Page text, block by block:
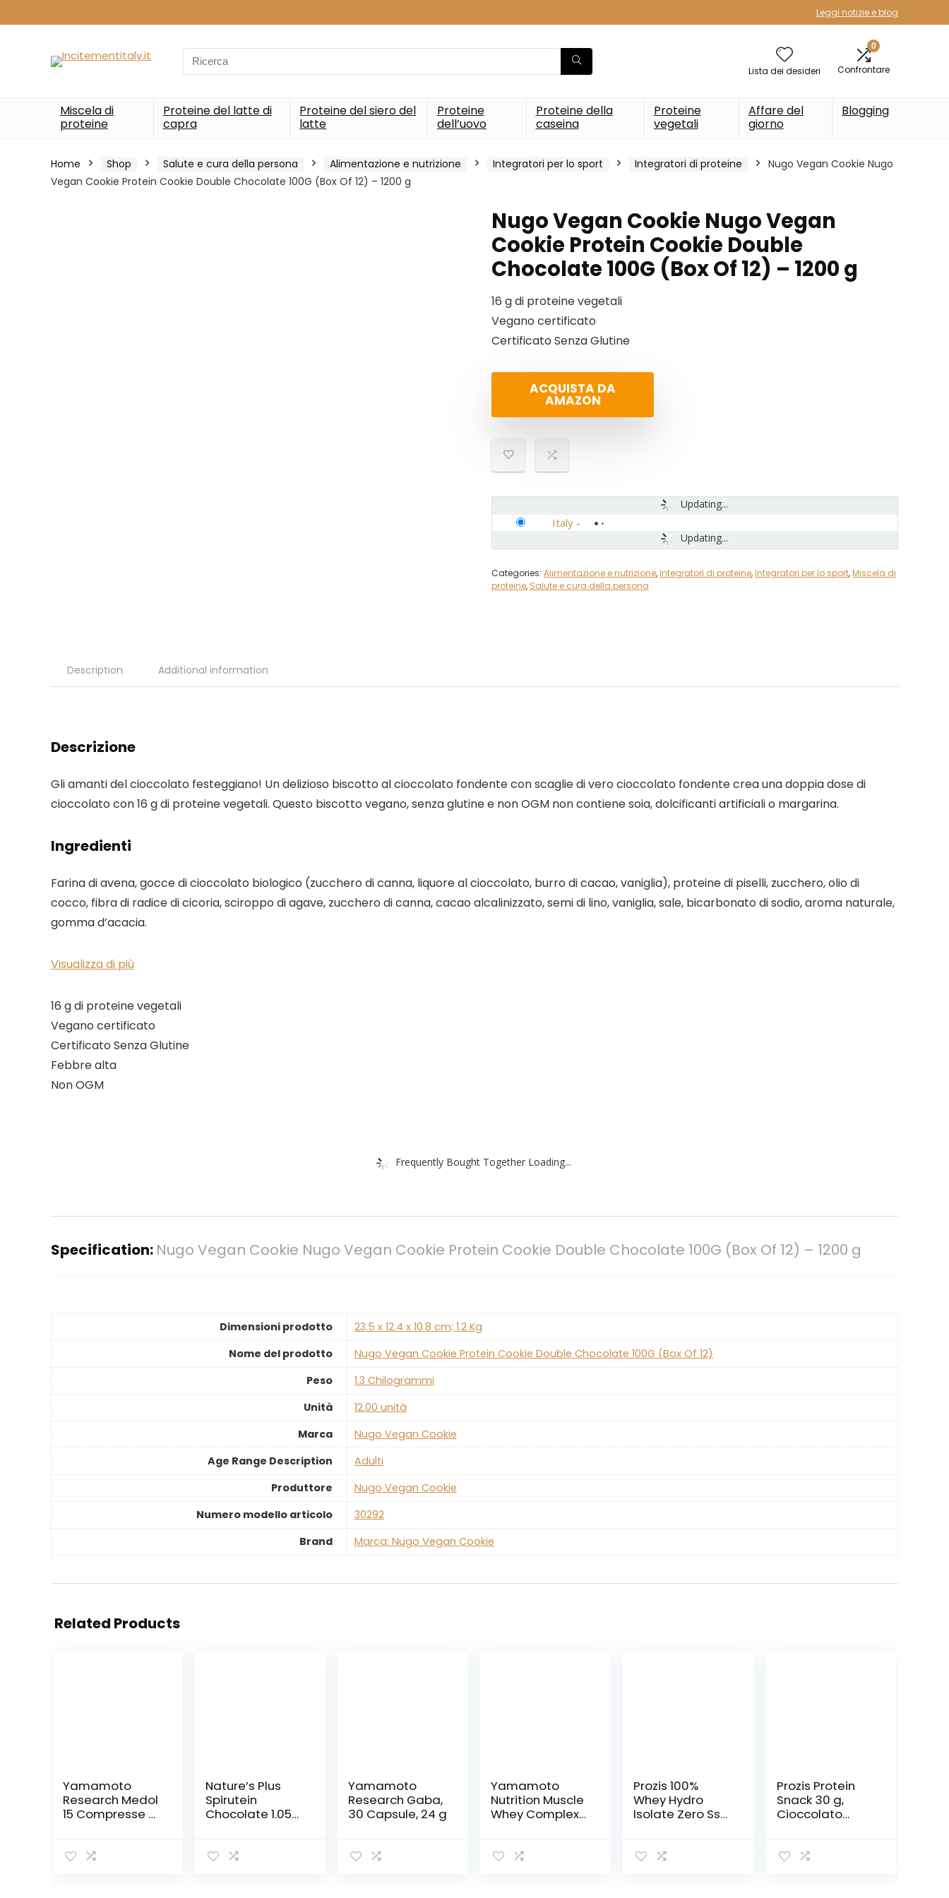
Leggi notizie e blog
Search
for:
Lista dei desideri
0
Confrontare
Miscela di
proteine
Proteine del latte di
capra
Proteine del siero del
latte
Proteine
dell’uovo
Proteine della
caseina
Proteine
vegetali
Affare del
giorno
Blogging
Home Shop Salute e cura della persona Alimentazione e nutrizione Integratori per lo sport Integratori di proteine
Nugo Vegan Cookie Nugo
Vegan Cookie Protein Cookie Double Chocolate 100G (Box Of 12) – 1200 g
Nugo Vegan Cookie Nugo Vegan
Cookie Protein Cookie Double
Chocolate 100G (Box Of 12) – 1200 g
16 g di proteine ​​vegetali
Vegano certificato
Certificato Senza Glutine
ACQUISTA DA
AMAZON
Updating...
Updating...
Italy -
Categories: Alimentazione e nutrizione,Integratori di proteine,Integratori per lo sport,Miscela di
proteine, Salute e cura della persona
Description Additional information
Descrizione
Gli amanti del cioccolato festeggiano! Un delizioso biscotto al cioccolato fondente con scaglie di vero cioccolato fondente crea una doppia dose di
cioccolato con 16 g di proteine ​​vegetali. Questo biscotto vegano, senza glutine e non OGM non contiene soia, dolcificanti artificiali o margarina.
Ingredienti
Farina di avena, gocce di cioccolato biologico (zucchero di canna, liquore al cioccolato, burro di cacao, vaniglia), proteine ​​di piselli, zucchero, olio di
cocco, fibra di radice di cicoria, sciroppo di agave, zucchero di canna, cacao alcalinizzato, semi di lino, vaniglia, sale, bicarbonato di sodio, aroma naturale,
gomma d’acacia.
Visualizza di più
16 g di proteine ​​vegetali
Vegano certificato
Certificato Senza Glutine
Febbre alta
Non OGM
Frequently Bought Together Loading...
Specification: Nugo Vegan Cookie Nugo Vegan Cookie Protein Cookie Double Chocolate 100G (Box Of 12) – 1200 g
Dimensioni prodotto
‎23.5 x 12.4 x 10.8 cm; 1.2 Kg
Nome del prodotto
‎Nugo Vegan Cookie Protein Cookie Double Chocolate 100G (Box Of 12)
Peso
‎1.3 Chilogrammi
Unità
‎12.00 unità
Marca
‎Nugo Vegan Cookie
Age Range Description
‎Adulti
Produttore
‎Nugo Vegan Cookie
Numero modello articolo
‎30292
Brand
Marca: Nugo Vegan Cookie
Related Products
Yamamoto
Research Medol
15 Compresse –
Nature’s Plus
Spirutein
Chocolate 1.05
Yamamoto
Research Gaba,
30 Capsule, 24 g
Yamamoto
Nutrition Muscle
Whey Complex
Prozis 100%
Whey Hydro
Isolate Zero Ss
Prozis Protein
Snack 30 g,
Cioccolato
12 Pezzi